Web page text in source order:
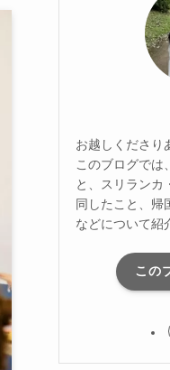
お越しくださり
このブログでは
と、スリランカ
同したこと、帰
などについて紹
この